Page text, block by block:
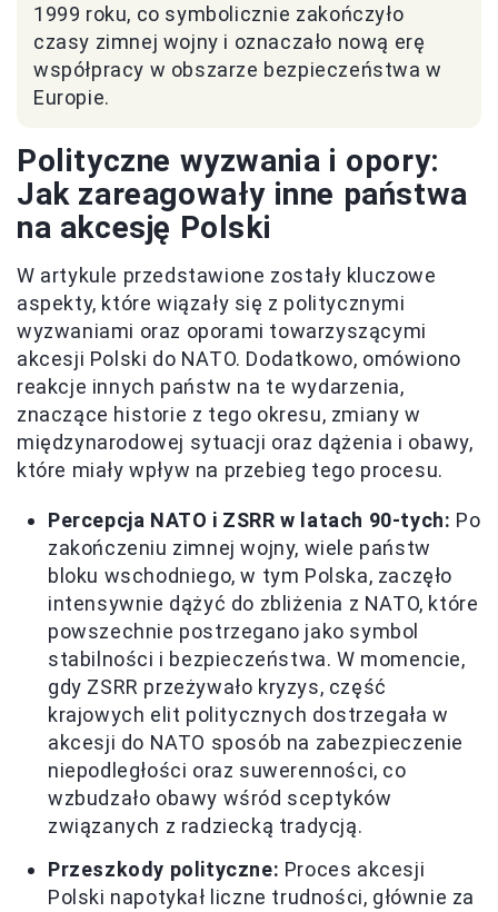
1999 roku, co symbolicznie zakończyło
czasy zimnej wojny i oznaczało nową erę
współpracy w obszarze bezpieczeństwa w
Europie.
Polityczne wyzwania i opory:
Jak zareagowały inne państwa
na akcesję Polski
W artykule przedstawione zostały kluczowe
aspekty, które wiązały się z politycznymi
wyzwaniami oraz oporami towarzyszącymi
akcesji Polski do NATO. Dodatkowo, omówiono
reakcje innych państw na te wydarzenia,
znaczące historie z tego okresu, zmiany w
międzynarodowej sytuacji oraz dążenia i obawy,
które miały wpływ na przebieg tego procesu.
Percepcja NATO i ZSRR w latach 90-tych: Po
zakończeniu zimnej wojny, wiele państw
bloku wschodniego, w tym Polska, zaczęło
intensywnie dążyć do zbliżenia z NATO, które
powszechnie postrzegano jako symbol
stabilności i bezpieczeństwa. W momencie,
gdy ZSRR przeżywało kryzys, część
krajowych elit politycznych dostrzegała w
akcesji do NATO sposób na zabezpieczenie
niepodległości oraz suwerenności, co
wzbudzało obawy wśród sceptyków
związanych z radziecką tradycją.
Przeszkody polityczne: Proces akcesji
Polski napotykał liczne trudności, głównie za